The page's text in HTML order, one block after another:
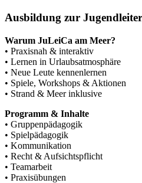
Ausbildung zur
Warum JuLeiCa am Meer?
• Praxisnah & interaktiv
• Lernen in Urlaubsatmosphäre
• Neue Leute kennenlernen
• Spiele, Workshops & Aktionen
• Strand & Meer inklusive
Programm & Inhalte
• Gruppenpädagogik
• Spielpädagogik
• Kommunikation
• Recht & Aufsichtspflicht
• Teamarbeit
• Praxisübungen